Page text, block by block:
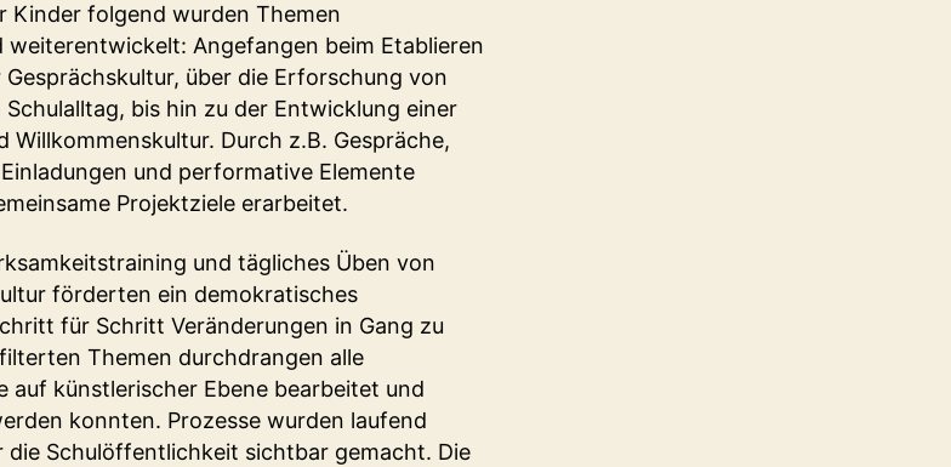
Kinder folgend wurden Themen
weiterentwickelt: Angefangen beim Etablieren
über die Erforschung von
Schulalltag, bis hin zu der Entwicklung einer
Willkommenskultur. Durch z.B. Gespräche,
und performative Elemente
Projektziele erarbeitet.
und tägliches Üben von
förderten ein demokratisches
für Schritt Veränderungen in Gang zu
Themen durchdrangen alle
auf künstlerischer Ebene bearbeitet und
konnten. Prozesse wurden laufend
Schulöffentlichkeit sichtbar gemacht. Die